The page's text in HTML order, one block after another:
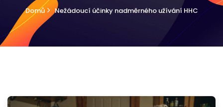
Domů Nežádoucí účinky nadměrného užívání HHC